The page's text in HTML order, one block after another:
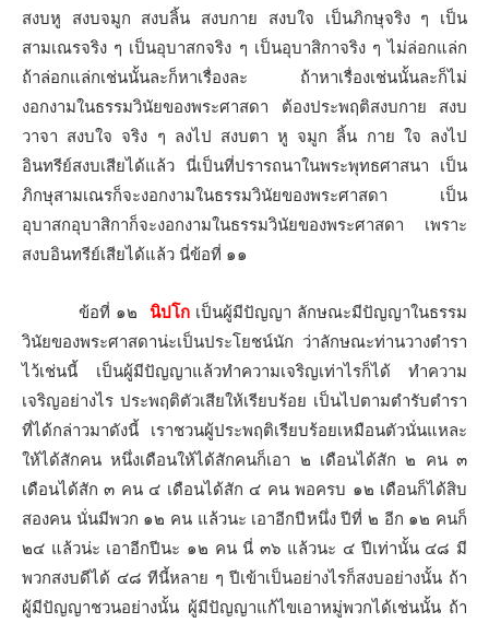
สงบหู สงบจมูก สงบลิ้น สงบกาย สงบใจ เป็นภิกษุจริง ๆ เป็น
สามเณรจริง ๆ เป็นอุบาสกจริง ๆ เป็นอุบาสิกาจริง ๆ ไม่ล่อกแล่ก
ถ้าล่อกแล่กเช่นนั้นละก็หาเรื่องละ ถ้าหาเรื่องเช่นนั้นละก็ไม่
งอกงามในธรรมวินัยของพระศาสดา ต้องประพฤติสงบกาย สงบ
วาจา สงบใจ จริง ๆ ลงไป สงบตา หู จมูก ลิ้น กาย ใจ ลงไป
อินทรีย์สงบเสียได้แล้ว นี่เป็นที่ปรารถนาในพระพุทธศาสนา เป็น
ภิกษุสามเณรก็จะงอกงามในธรรมวินัยของพระศาสดา เป็น
อุบาสกอุบาสิกาก็จะงอกงามในธรรมวินัยของพระศาสดา เพราะ
สงบอินทรีย์เสียได้แล้ว นี่ข้อที่ ๑๑
ข้อที่ ๑๒ นิปโกเป็นผู้มีปัญญา ลักษณะมีปัญญาในธรรม
วินัยของพระศาสดาน่ะเป็นประโยชน์นัก ว่าลักษณะท่านวางตำรา
ไว้เช่นนี้ เป็นผู้มีปัญญาแล้วทำความเจริญเท่าไรก็ได้ ทำความ
เจริญอย่างไร ประพฤติตัวเสียให้เรียบร้อย เป็นไปตามตำรับตำรา
ที่ได้กล่าวมาดังนี้ เราชวนผู้ประพฤติเรียบร้อยเหมือนตัวนั่นแหละ
ให้ได้สักคน หนึ่งเดือนให้ได้สักคนก็เอา ๒ เดือนได้สัก ๒ คน ๓
เดือนได้สัก ๓ คน ๔ เดือนได้สัก ๔ คน พอครบ ๑๒ เดือนก็ได้สิบ
สองคน นั่นมีพวก ๑๒ คน แล้วนะ เอาอีกปีหนึ่ง ปีที่ ๒ อีก ๑๒ คนก็
๒๔ แล้วน่ะ เอาอีกปีนะ ๑๒ คน นี่ ๓๖ แล้วนะ ๔ ปีเท่านั้น ๔๘ มี
พวกสงบดีได้ ๔๘ ทีนี้หลาย ๆ ปีเข้าเป็นอย่างไรก็สงบอย่างนั้น ถ้า
ผู้มีปัญญาชวนอย่างนั้น ผู้มีปัญญาแก้ไขเอาหมู่พวกได้เช่นนั้น ถ้า